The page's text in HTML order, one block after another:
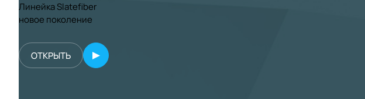
Линейка Slatefiber
новое поколение
ОТКРЫТЬ